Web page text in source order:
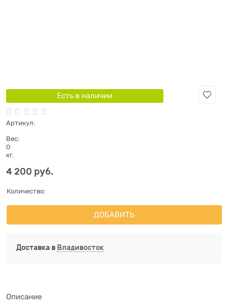
Есть в наличии
Артикул:
Вес:
0
кг.
4 200 руб.
Количество:
ДОБАВИТЬ
Доставка в Владивосток
Описание